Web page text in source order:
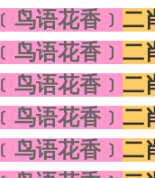
﹝鸟语花香﹞ 二
﹝鸟语花香﹞ 二
﹝鸟语花香﹞ 二
﹝鸟语花香﹞ 二
﹝鸟语花香﹞ 二